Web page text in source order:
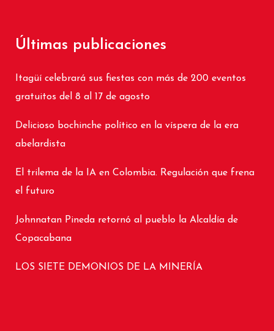
Últimas publicaciones
Itagüí celebrará sus fiestas con más de 200 eventos
gratuitos del 8 al 17 de agosto
Delicioso bochinche político en la víspera de la era
abelardista
El trilema de la IA en Colombia. Regulación que frena
el futuro
Johnnatan Pineda retornó al pueblo la Alcaldía de
Copacabana
LOS SIETE DEMONIOS DE LA MINERÍA